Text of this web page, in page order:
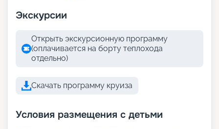
Экскурсии
Открыть экскурсионную программу
(оплачивается на борту теплохода
отдельно)
Скачать программу круиза
Условия размещения с детьми